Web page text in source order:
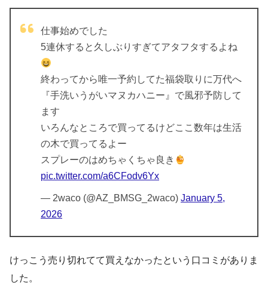
仕事始めでした
5連休すると久しぶりすぎてアタフタするよね
終わってから唯一予約してた福袋取りに万代へ
『手洗いうがいマヌカハニー』で風邪予防して
ます
いろんなところで買ってるけどここ数年は生活
の木で買ってるよー
スプレーのはめちゃくちゃ良き
pic.twitter.com/a6CFodv6Yx
— 2waco (@AZ_BMSG_2waco) January 5,
2026
けっこう売り切れてて買えなかったという口コミがありま
した。